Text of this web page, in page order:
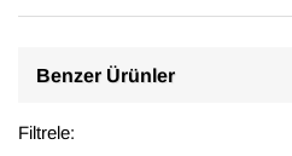
Benzer Ürünler
Filtrele: